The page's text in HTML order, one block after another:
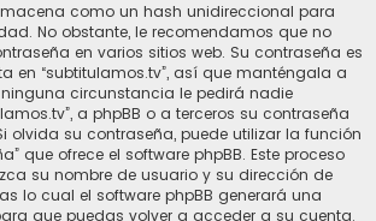
como un hash unidireccional para
No obstante, le recomendamos que no
en varios sitios web. Su contraseña es
en “subtitulamos.tv”, así que manténgala a
circunstancia le pedirá nadie
a phpBB o a terceros su contraseña
olvida su contraseña, puede utilizar la función
que ofrece el software phpBB. Este proceso
su nombre de usuario y su dirección de
lo cual el software phpBB generará una
que puedas volver a acceder a su cuenta.